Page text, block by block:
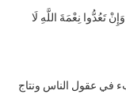
يَخْلُقُ كَمَنْ لَا يَخْلُقُ أَفَلَا تَذَكَّرُونَ (17) وَإِنْ تَعُدُّوا نِعْمَةَ اللَّهِ لَا
تُسِرُّونَ وَمَا تُعْلِنُونَ (19) الخبء في عقول الناس ونتاج